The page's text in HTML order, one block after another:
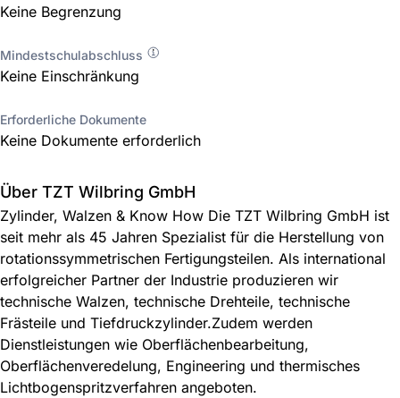
Keine Begrenzung
Mindestschulabschluss
Keine Einschränkung
Erforderliche Dokumente
Keine Dokumente erforderlich
Über TZT Wilbring GmbH
Zylinder, Walzen & Know How Die TZT Wilbring GmbH ist
seit mehr als 45 Jahren Spezialist für die Herstellung von
rotationssymmetrischen Fertigungsteilen. Als international
erfolgreicher Partner der Industrie produzieren wir
technische Walzen, technische Drehteile, technische
Frästeile und Tiefdruckzylinder.Zudem werden
Dienstleistungen wie Oberflächenbearbeitung,
Oberflächenveredelung, Engineering und thermisches
Lichtbogenspritzverfahren angeboten.